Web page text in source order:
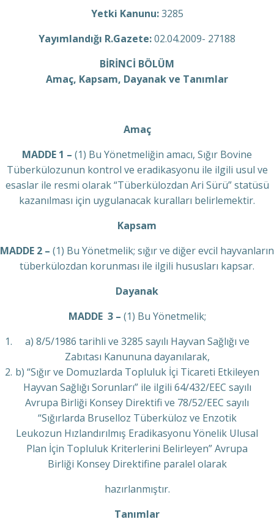
Yetki Kanunu:3285
Yayımlandığı R.Gazete:02.04.2009- 27188
BİRİNCİ BÖLÜM
Amaç, Kapsam, Dayanak ve Tanımlar
Amaç
MADDE 1 – (1) Bu Yönetmeliğin amacı, Sığır Bovine
Tüberkülozunun kontrol ve eradikasyonu ile ilgili usul ve
esaslar ile resmi olarak “Tüberkülozdan Ari Sürü” statüsü
kazanılması için uygulanacak kuralları belirlemektir.
Kapsam
MADDE 2 – (1) Bu Yönetmelik; sığır ve diğer evcil hayvanların
tüberkülozdan korunması ile ilgili hususları kapsar.
Dayanak
MADDE 3 – (1) Bu Yönetmelik;
a) 8/5/1986 tarihli ve 3285 sayılı Hayvan Sağlığı ve
Zabıtası Kanununa dayanılarak,
b) “Sığır ve Domuzlarda Topluluk İçi Ticareti Etkileyen
Hayvan Sağlığı Sorunları” ile ilgili 64/432/EEC sayılı
Avrupa Birliği Konsey Direktifi ve 78/52/EEC sayılı
“Sığırlarda Bruselloz Tüberküloz ve Enzotik
Leukozun Hızlandırılmış Eradikasyonu Yönelik Ulusal
Plan İçin Topluluk Kriterlerini Belirleyen” Avrupa
Birliği Konsey Direktifine paralel olarak
hazırlanmıştır.
Tanımlar